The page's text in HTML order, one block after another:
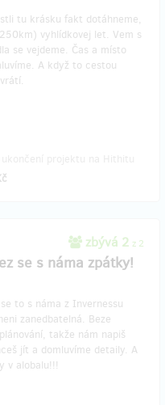
tu krásku fakt dotáhneme,
vyhlídkovej let. Vem s
se vejdeme. Čas a místo
A když to cestou
zbývá 2 z 2
se s náma zpátky!
to s náma z Invernessu
zanedbatelná. Beze
takže nám napiš
jít a domluvíme detaily. A
v alobalu!!!